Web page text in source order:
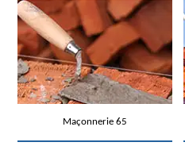
Maçonnerie 65